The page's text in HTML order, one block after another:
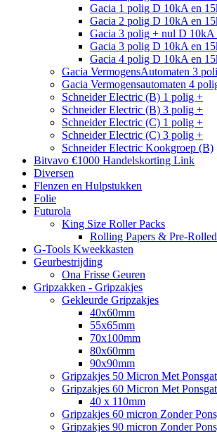
Gacia 1 polig D 10kA en
Gacia 2 polig D 10kA en
Gacia 3 polig + nul D 10kA
Gacia 3 polig D 10kA en
Gacia 4 polig D 10kA en
Gacia VermogensAutomaten 3
Gacia Vermogensautomaten 4
Schneider Electric (B) 1 polig +
Schneider Electric (B) 3 polig +
Schneider Electric (C) 1 polig +
Schneider Electric (C) 3 polig +
Schneider Electric Kookgroep (B)
Bitvavo €1000 Handelskorting Link
Diversen
Flenzen en Hulpstukken
Folie
Futurola
King Size Roller Packs
Rolling Papers & Pre-Rolled
G-Tools Kweekkasten
Geurbestrijding
Ona Frisse Geuren
Gripzakken - Gripzakjes
Gekleurde Gripzakjes
40x60mm
55x65mm
70x100mm
80x60mm
90x90mm
Gripzakjes 50 Micron Met Ponsgat
Gripzakjes 60 Micron Met Ponsgat
40 x 110mm
Gripzakjes 60 micron Zonder
Gripzakjes 90 micron Zonder